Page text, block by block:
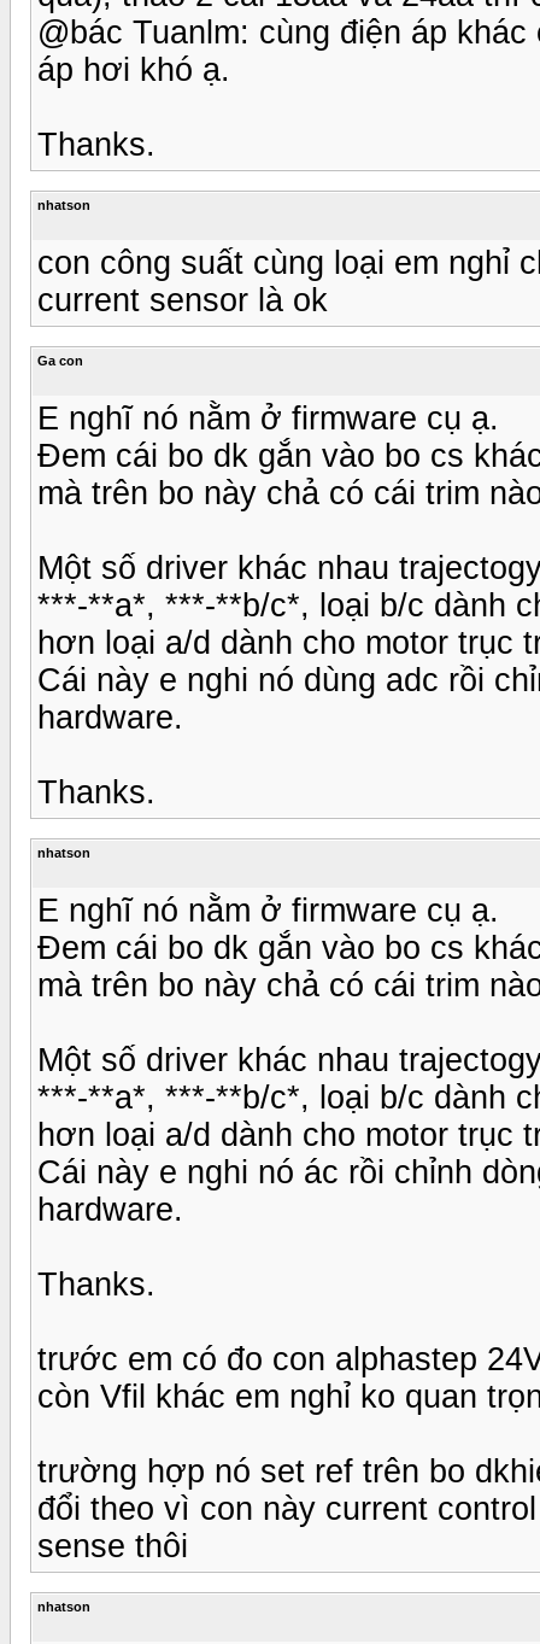
@bác Tuanlm: cùng điện áp
áp hơi khó ạ.
Thanks.
nhatson
con công suất cùng loại em nghỉ
current sensor là ok
Ga con
E nghĩ nó nằm ở firmware cụ ạ.
Đem cái bo dk gắn vào bo cs
mà trên bo này chả có cái trim
Một số driver khác nhau
***-**a*, ***-**b/c*, loại b/c dành
hơn loại a/d dành cho motor trục
Cái này e nghi nó dùng adc rồi
hardware.
Thanks.
nhatson
E nghĩ nó nằm ở firmware cụ ạ.
Đem cái bo dk gắn vào bo cs
mà trên bo này chả có cái trim
Một số driver khác nhau
***-**a*, ***-**b/c*, loại b/c dành
hơn loại a/d dành cho motor trục
Cái này e nghi nó ác rồi chỉnh
hardware.
Thanks.
trước em có đo con alphastep
còn Vfil khác em nghỉ ko quan
trường hợp nó set ref trên bo
đổi theo vì con này current
sense thôi
nhatson